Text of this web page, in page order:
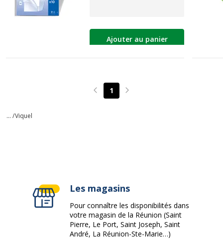
Ajouter au panier
Page précédente
1 Page suivante
... /Viquel
Les magasins
Pour connaître les disponibilités dans
votre magasin de la Réunion (Saint
Pierre, Le Port, Saint Joseph, Saint
André, La Réunion-Ste-Marie…)